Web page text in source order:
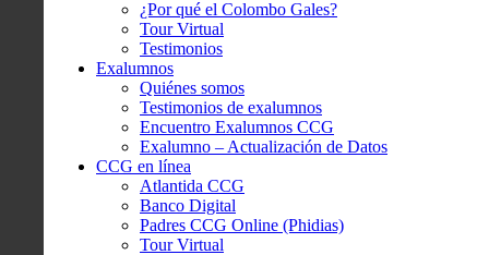
¿Por qué el Colombo Gales?
Tour Virtual
Testimonios
Exalumnos
Quiénes somos
Testimonios de exalumnos
Encuentro Exalumnos CCG
Exalumno – Actualización de Datos
CCG en línea
Atlantida CCG
Banco Digital
Padres CCG Online (Phidias)
Tour Virtual